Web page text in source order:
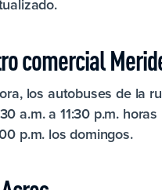
comercial
los autobuses de la
a.m. a 11:30 p.m.
p.m. los domingos.